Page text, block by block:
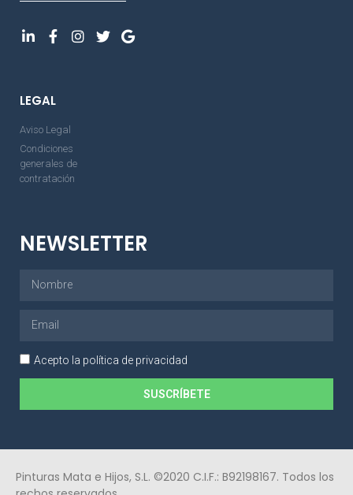
LEGAL
Aviso Legal
Condiciones
generales de
contratación
NEWSLETTER
Acepto la política de privacidad
SUSCRÍBETE
Pinturas Mata e Hijos, S.L. ©2020 C.I.F.: B92198167. Todos los